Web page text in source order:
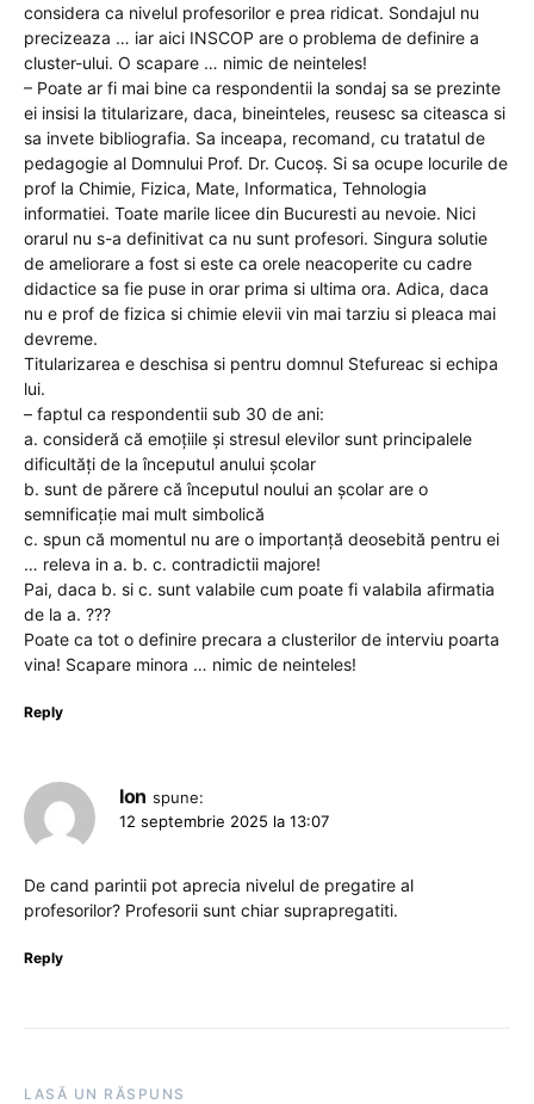
considera ca nivelul profesorilor e prea ridicat. Sondajul nu
precizeaza … iar aici INSCOP are o problema de definire a
cluster-ului. O scapare … nimic de neinteles!
– Poate ar fi mai bine ca respondentii la sondaj sa se prezinte
ei insisi la titularizare, daca, bineinteles, reusesc sa citeasca si
sa invete bibliografia. Sa inceapa, recomand, cu tratatul de
pedagogie al Domnului Prof. Dr. Cucoş. Si sa ocupe locurile de
prof la Chimie, Fizica, Mate, Informatica, Tehnologia
informatiei. Toate marile licee din Bucuresti au nevoie. Nici
orarul nu s-a definitivat ca nu sunt profesori. Singura solutie
de ameliorare a fost si este ca orele neacoperite cu cadre
didactice sa fie puse in orar prima si ultima ora. Adica, daca
nu e prof de fizica si chimie elevii vin mai tarziu si pleaca mai
devreme.
Titularizarea e deschisa si pentru domnul Stefureac si echipa
lui.
– faptul ca respondentii sub 30 de ani:
a. consideră că emoțiile și stresul elevilor sunt principalele
dificultăți de la începutul anului școlar
b. sunt de părere că începutul noului an școlar are o
semnificație mai mult simbolică
c. spun că momentul nu are o importanță deosebită pentru ei
… releva in a. b. c. contradictii majore!
Pai, daca b. si c. sunt valabile cum poate fi valabila afirmatia
de la a. ???
Poate ca tot o definire precara a clusterilor de interviu poarta
vina! Scapare minora … nimic de neinteles!
Reply
Ion spune:
12 septembrie 2025 la 13:07
De cand parintii pot aprecia nivelul de pregatire al
profesorilor? Profesorii sunt chiar suprapregatiti.
Reply
LASĂ UN RĂSPUNS